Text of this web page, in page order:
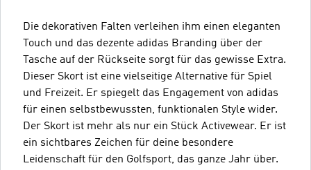
Die dekorativen Falten verleihen ihm einen eleganten
Touch und das dezente adidas Branding über der
Tasche auf der Rückseite sorgt für das gewisse Extra.
Dieser Skort ist eine vielseitige Alternative für Spiel
und Freizeit. Er spiegelt das Engagement von adidas
für einen selbstbewussten, funktionalen Style wider.
Der Skort ist mehr als nur ein Stück Activewear. Er ist
ein sichtbares Zeichen für deine besondere
Leidenschaft für den Golfsport, das ganze Jahr über.